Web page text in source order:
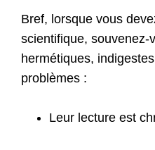
Bref, lorsque vous
scientifique, souvenez-
hermétiques,
problèmes :
Leur lecture est